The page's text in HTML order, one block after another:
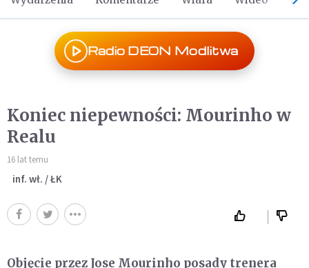
Radio DEON Modlitwa
Koniec niepewności: Mourinho w
Realu
16 lat temu
inf. wł. / ŁK
Objęcie przez Jose Mourinho posady trenera